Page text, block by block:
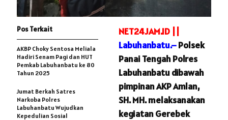
NET24JAM.ID ||
Labuhanbatu.–Polsek
Panai Tengah Polres
Labuhanbatu dibawah
pimpinan AKP Amlan,
SH. MH. melaksanakan
kegiatan Gerebek
Pos Terkait
AKBP Choky Sentosa Meliala
Hadiri Senam Pagi dan HUT
Pemkab Labuhanbatu ke 80
Tahun 2025
Jumat Berkah Satres
Narkoba Polres
Labuhanbatu Wujudkan
Kepedulian Sosial